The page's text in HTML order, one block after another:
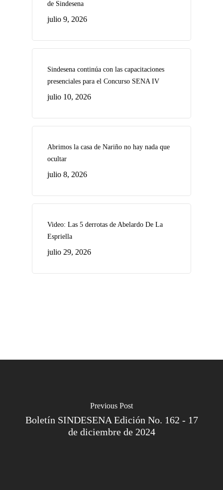
de Sindesena
julio 9, 2026
Sindesena continúa con las capacitaciones
presenciales para el Concurso SENA IV
julio 10, 2026
Abrimos la casa de Nariño no hay nada que
ocultar
julio 8, 2026
Video: Las 5 derrotas de Abelardo De La
Espriella
julio 29, 2026
Previous Post
Boletín SINDESENA Edición No. 162 - 17
de diciembre de 2024